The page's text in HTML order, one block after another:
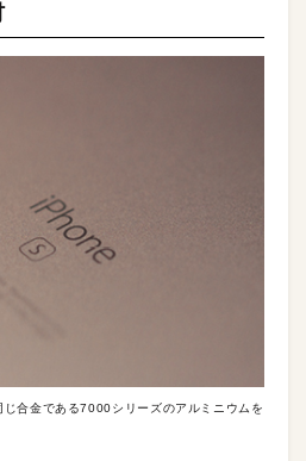
合金である7000シリーズのアルミニウムを